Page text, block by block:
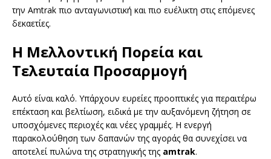
την Amtrak πιο ανταγωνιστική και πιο ευέλικτη στις επόμενες
δεκαετίες.
Η Μελλοντική Πορεία και
Τελευταία Προσαρμογή
Αυτό είναι καλό. Υπάρχουν ευρείες προοπτικές για περαιτέρω
επέκταση και βελτίωση, ειδικά με την αυξανόμενη ζήτηση σε
υποσχόμενες περιοχές και νέες γραμμές. Η ενεργή
παρακολούθηση των δαπανών της αγοράς θα συνεχίσει να
αποτελεί πυλώνα της στρατηγικής της amtrak.